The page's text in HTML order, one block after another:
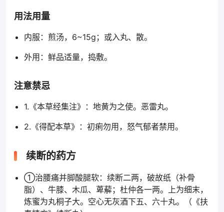
用法用量
内服：煎汤，6~15g；或入丸、散。
外用：鲜品适量，捣敷。
注意禁忌
1.《本草经集注》：地黄为之使。恶雷丸。
2.《得配本草》：初痢勿用，怒气郁者禁用。
续断的药方
①治腰痛并脚酸腿软：续断二两，破故纸（补骨
脂）、牛膝、木瓜、萆薢；杜仲各一两。上为细末，
炼蜜为丸桐子大。空心无灰酒下五、六十丸。（《扶